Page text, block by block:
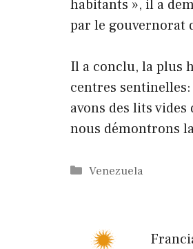
habitants », il a
par le gouvernorat
Il a conclu, la plus
centres
avons des lits
nous démontrons
Catégories
Venezuela